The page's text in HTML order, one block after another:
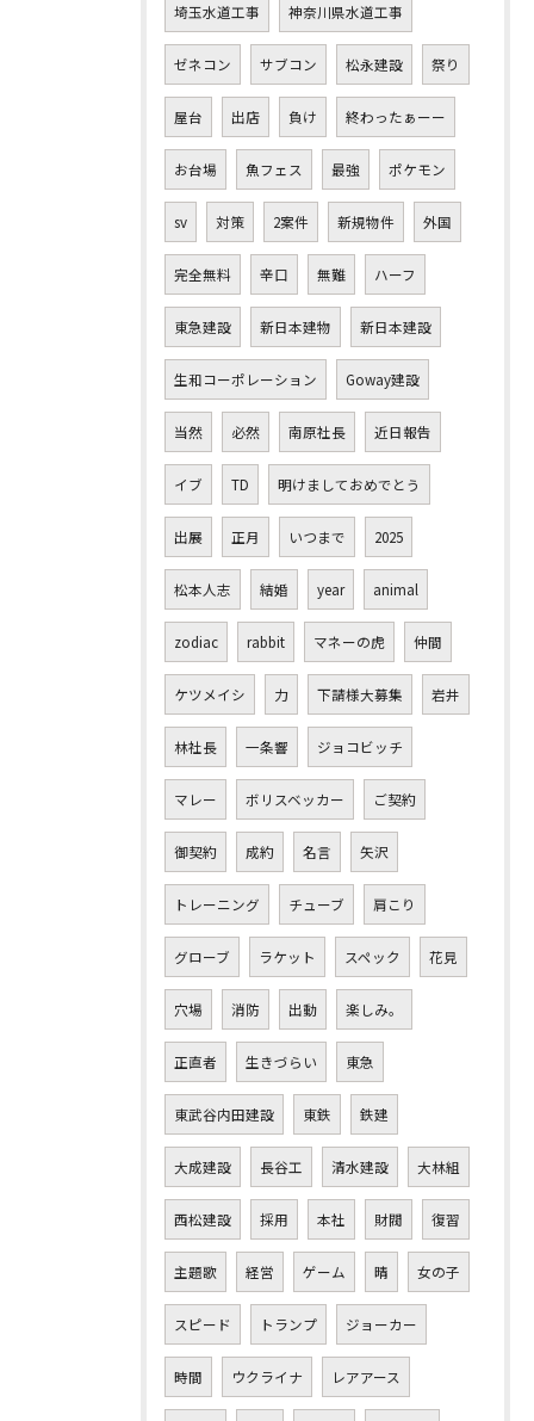
埼玉水道工事 神奈川県水道工事
ゼネコン サブコン 松永建設 祭り
屋台 出店 負け 終わったぁーー
お台場 魚フェス 最強 ポケモン
sv 対策 2案件 新規物件 外国
完全無料 辛口 無難 ハーフ
東急建設 新日本建物 新日本建設
生和コーポレーション Goway建設
当然 必然 南原社長 近日報告
イブ TD 明けましておめでとう
出展 正月 いつまで 2025
松本人志 結婚 year animal
zodiac rabbit マネーの虎 仲間
ケツメイシ 力 下請様大募集 岩井
林社長 一条響 ジョコビッチ
マレー ボリスベッカー ご契約
御契約 成約 名言 矢沢
トレーニング チューブ 肩こり
グローブ ラケット スペック 花見
穴場 消防 出動 楽しみ。
正直者 生きづらい 東急
東武谷内田建設 東鉄 鉄建
大成建設 長谷工 清水建設 大林組
西松建設 採用 本社 財閥 復習
主題歌 経営 ゲーム 晴 女の子
スピード トランプ ジョーカー
時間 ウクライナ レアアース